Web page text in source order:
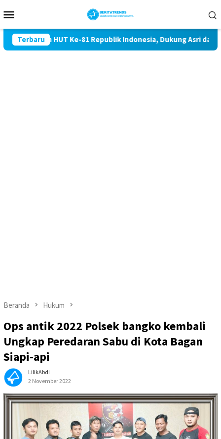
ke
Mobile
Terbaru
HUT Ke-81 Republik Indonesia, Dukung Asri dan
Beranda Hukum
Ops antik 2022 Polsek bangko kembali
Ungkap Peredaran Sabu di Kota Bagan
Siapi-api
LilikAbdi
2 November 2022